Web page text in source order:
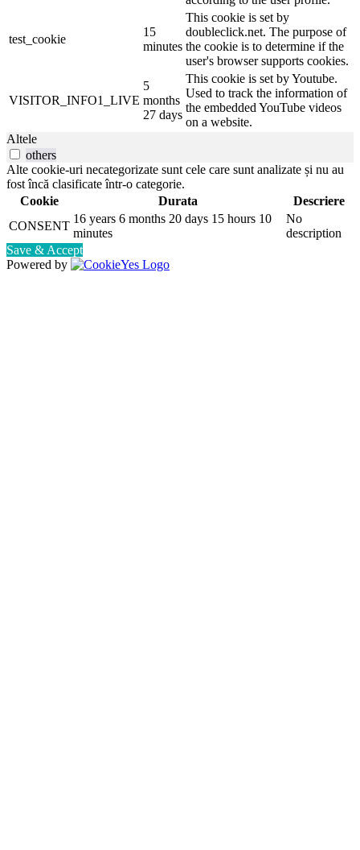
test_cookie
15
minutes
This cookie is set by
doubleclick.net. The purpose of
the cookie is to determine if the
user's browser supports cookies.
VISITOR_INFO1_LIVE
5
months
27 days
This cookie is set by Youtube.
Used to track the information of
the embedded YouTube videos
on a website.
Altele
others
Alte cookie-uri necategorizate sunt cele care sunt analizate și nu au
fost încă clasificate într-o categorie.
Cookie
Durata
Descriere
CONSENT
16 years 6 months 20 days 15 hours 10
minutes
No
description
Save & Accept
Powered by